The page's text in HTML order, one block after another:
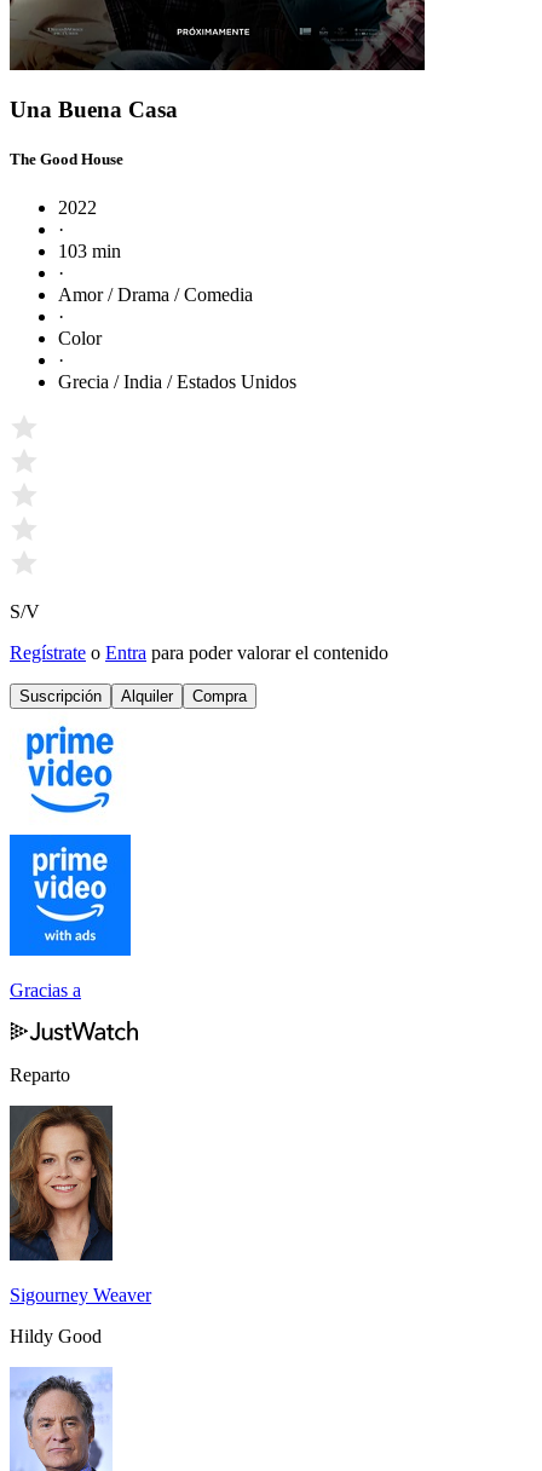
Una Buena Casa
The Good House
2022
·
103 min
·
Amor / Drama / Comedia
·
Color
·
Grecia / India / Estados Unidos
S/V
Regístrate o Entra para poder valorar el contenido
Suscripción Alquiler Compra
Gracias a
Reparto
Sigourney Weaver
Hildy Good